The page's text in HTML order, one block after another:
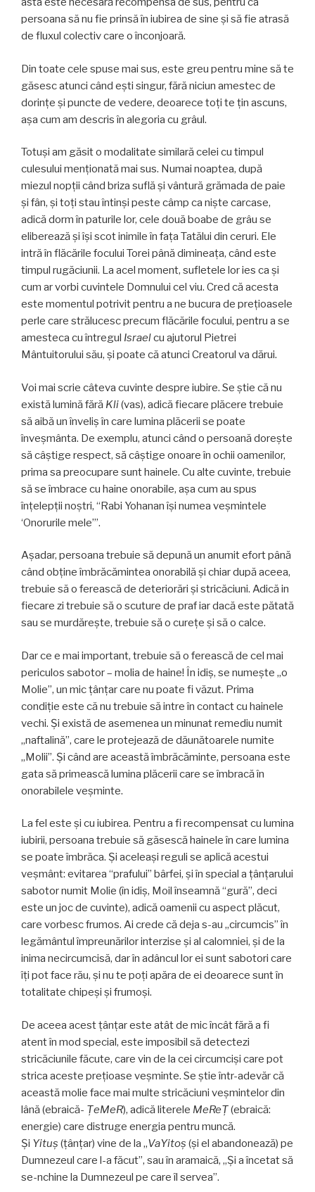
persoana să nu fie prinsă în iubirea de sine şi să fie atrasă
de fluxul colectiv care o înconjoară.
Din toate cele spuse mai sus, este greu pentru mine să te
găsesc atunci când eşti singur, fără niciun amestec de
dorinţe şi puncte de vedere, deoarece toţi te ţin ascuns,
aşa cum am descris în alegoria cu grâul.
Totuşi am găsit o modalitate similară celei cu timpul
culesului menţionată mai sus. Numai noaptea, după
miezul nopţii când briza suflă şi vântură grămada de paie
şi fân, şi toţi stau întinşi peste câmp ca nişte carcase,
adică dorm în paturile lor, cele două boabe de grâu se
eliberează şi îşi scot inimile în faţa Tatălui din ceruri. Ele
intră în flăcările focului Torei până dimineaţa, când este
timpul rugăciunii. La acel moment, sufletele lor ies ca şi
cum ar vorbi cuvintele Domnului cel viu. Cred că acesta
este momentul potrivit pentru a ne bucura de preţioasele
perle care strălucesc precum flăcările focului, pentru a se
amesteca cu întregul Israelcu ajutorul Pietrei
Mântuitorului său, şi poate că atunci Creatorul va dărui.
Voi mai scrie câteva cuvinte despre iubire. Se ştie că nu
există lumină fără Kli(vas), adică fiecare plăcere trebuie
să aibă un înveliş în care lumina plăcerii se poate
înveşmânta. De exemplu, atunci când o persoană doreşte
să câştige respect, să câştige onoare în ochii oamenilor,
prima sa preocupare sunt hainele. Cu alte cuvinte, trebuie
să se îmbrace cu haine onorabile, aşa cum au spus
înţelepţii noştri, “Rabi Yohanan îşi numea veşmintele
‘Onorurile mele’”.
Aşadar, persoana trebuie să depună un anumit efort până
când obţine îmbrăcămintea onorabilă şi chiar după aceea,
trebuie să o ferească de deteriorări şi stricăciuni. Adică in
fiecare zi trebuie să o scuture de praf iar dacă este pătată
sau se murdăreşte, trebuie să o cureţe şi să o calce.
Dar ce e mai important, trebuie să o ferească de cel mai
periculos sabotor – molia de haine! În idiş, se numeşte „o
Molie”, un mic ţânţar care nu poate fi văzut. Prima
condiţie este că nu trebuie să intre în contact cu hainele
vechi. Şi există de asemenea un minunat remediu numit
„naftalină”, care le protejează de dăunătoarele numite
„Molii”. Şi când are această îmbrăcăminte, persoana este
gata să primească lumina plăcerii care se îmbracă în
onorabilele veşminte.
La fel este şi cu iubirea. Pentru a fi recompensat cu lumina
iubirii, persoana trebuie să găsescă hainele în care lumina
se poate îmbrăca. Şi aceleaşi reguli se aplică acestui
veşmânt: evitarea “prafului” bârfei, şi în special a ţânţarului
sabotor numit Molie (în idiş, Moil înseamnă “gură”, deci
este un joc de cuvinte), adică oamenii cu aspect plăcut,
care vorbesc frumos. Ai crede că deja s-au „circumcis” în
legământul împreunărilor interzise şi al calomniei, şi de la
inima necircumcisă, dar în adâncul lor ei sunt sabotori care
îţi pot face rău, şi nu te poţi apăra de ei deoarece sunt în
totalitate chipeşi şi frumoşi.
De aceea acest ţânţar este atât de mic încât fără a fi
atent în mod special, este imposibil să detectezi
stricăciunile făcute, care vin de la cei circumcişi care pot
strica aceste preţioase veşminte. Se ştie într-adevăr că
această molie face mai multe stricăciuni veşmintelor din
lână (ebraică- ȚeMeR), adică literele MeReȚ(ebraică:
energie) care distruge energia pentru muncă.
Şi Yituş (ţânţar) vine de la „VaYitoş (şi el abandonează) pe
Dumnezeul care l-a făcut”, sau în aramaică, „Şi a încetat să
se-nchine la Dumnezeul pe care îl servea”.